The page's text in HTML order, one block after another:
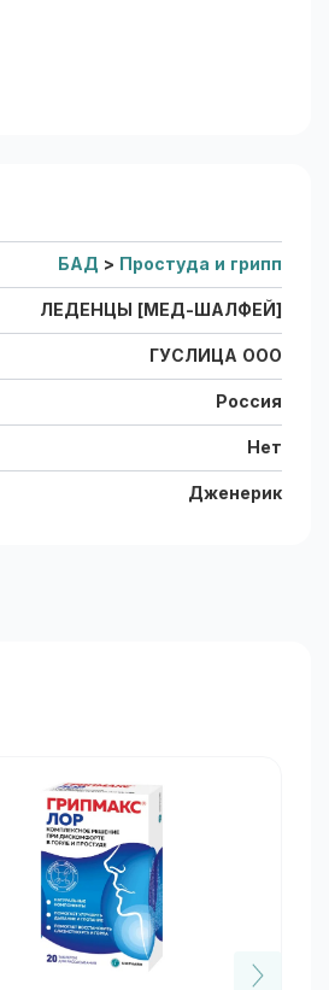
БАД > Простуда и грипп
ЛЕДЕНЦЫ [МЕД-ШАЛФЕЙ]
ГУСЛИЦА ООО
Россия
Нет
Дженерик